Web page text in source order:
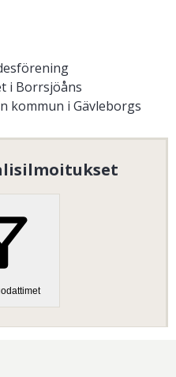
i Borrsjöåns
kommun i Gävleborgs
fiskerätt till allmänheten.